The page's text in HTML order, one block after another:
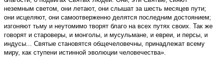
неземным светом, они летают, они слышат за шесть месяцев пути;
они исцеляют, они самоотверженно делятся последним достоянием;
изгоняют тьму и неутомимо творят благо на всех путях своих. Так же
говорят и староверы, и монголы, и мусульмане, и евреи, и персы, и
индусы... Святые становятся общечеловечны, принадлежат всему
миру, как ступени истинной эволюции человечества».